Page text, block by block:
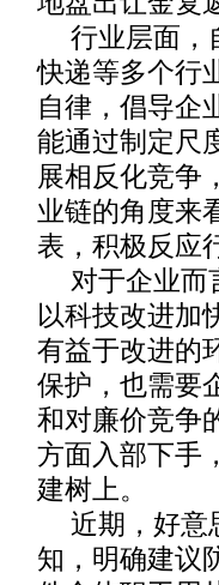
行业层面，
快递等多个行
自律，倡导企
能通过制定尺
展相反化竞争
业链的角度来
表，积极反应
对于企业而
以科技改进加
有益于改进的
保护，也需要
和对廉价竞争
方面入部下手
建树上。
近期，好意
知，明确建议